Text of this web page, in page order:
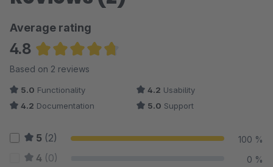
Average rating
4.8
Average rating of 4.75 out of 5 stars
Based on 2 reviews
5.0 Functionality 4.2 Usability
4.2 Documentation 5.0 Support
5 (2) 100 %
4 (0) 0 %